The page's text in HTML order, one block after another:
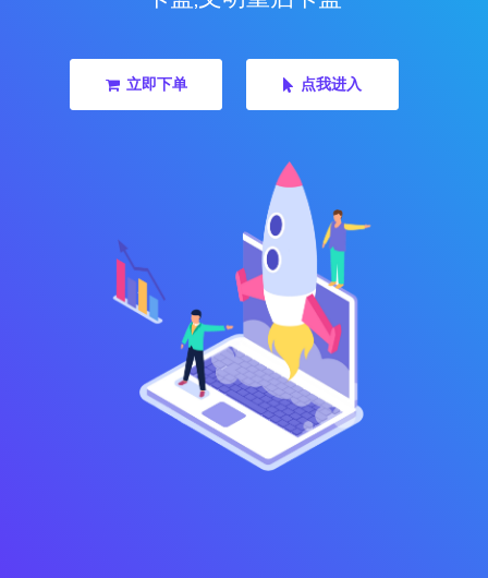
立即下单 点我进入